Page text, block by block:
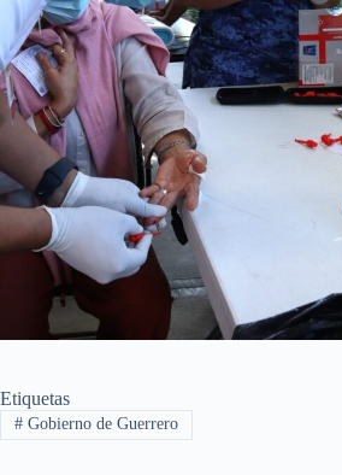
Etiquetas
#Gobierno de Guerrero